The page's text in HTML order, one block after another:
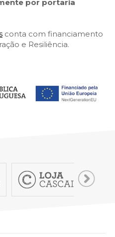
por portaria
conta com financiamento
e Resiliência.